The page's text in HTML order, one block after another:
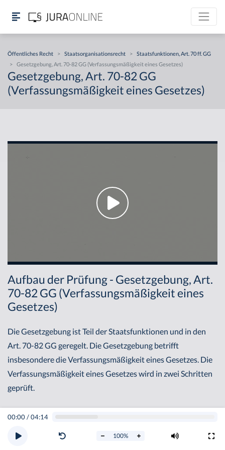
Öffentliches Recht > Staatsorganisationsrecht >
Staatsfunktionen, Art. 70 ff. GG
>
Gesetzgebung, Art. 70-82 GG (Verfassungsmäßigkeit eines Gesetzes)
Gesetzgebung, Art. 70-82 GG
(Verfassungsmäßigkeit eines Gesetzes)
00:00/04:14
100%
Aufbau der Prüfung - Gesetzgebung, Art.
70-82 GG (Verfassungsmäßigkeit eines
Gesetzes)
Die Gesetzgebung ist Teil der Staatsfunktionen und in den
Art. 70-82 GG geregelt. Die Gesetzgebung betrifft
insbesondere die Verfassungsmäßigkeit eines Gesetzes. Die
Verfassungsmäßigkeit eines Gesetzes wird in zwei Schritten
geprüft.
I. Formelle Verfassungsmäßigkeit
Zunächst setzt die Verfassungsmäßigkeit eines Gesetzes die